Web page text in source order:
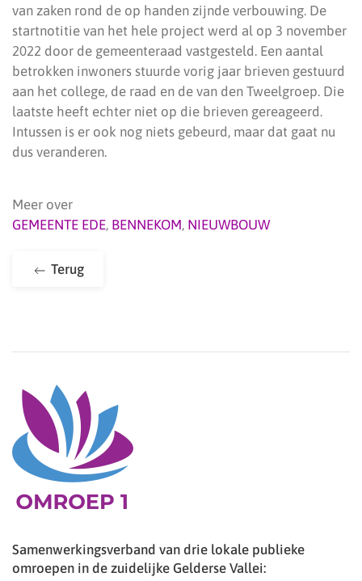
van zaken rond de op handen zijnde verbouwing. De
startnotitie van het hele project werd al op 3 november
2022 door de gemeenteraad vastgesteld. Een aantal
betrokken inwoners stuurde vorig jaar brieven gestuurd
aan het college, de raad en de van den Tweelgroep. Die
laatste heeft echter niet op die brieven gereageerd.
Intussen is er ook nog niets gebeurd, maar dat gaat nu
dus veranderen.
Meer over
GEMEENTE EDE, BENNEKOM, NIEUWBOUW
Terug
Samenwerkingsverband van drie lokale publieke
omroepen in de zuidelijke Gelderse Vallei: